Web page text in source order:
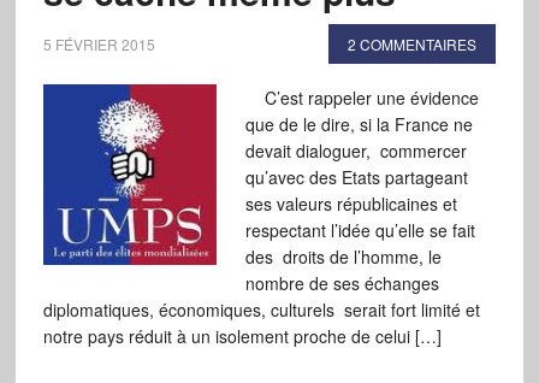
5 FÉVRIER 2015 2 COMMENTAIRES
C’est rappeler une évidence
que de le dire, si la France ne
devait dialoguer, commercer
qu’avec des Etats partageant
ses valeurs républicaines et
respectant l’idée qu’elle se fait
des droits de l’homme, le
nombre de ses échanges
diplomatiques, économiques, culturels serait fort limité et
notre pays réduit à un isolement proche de celui […]